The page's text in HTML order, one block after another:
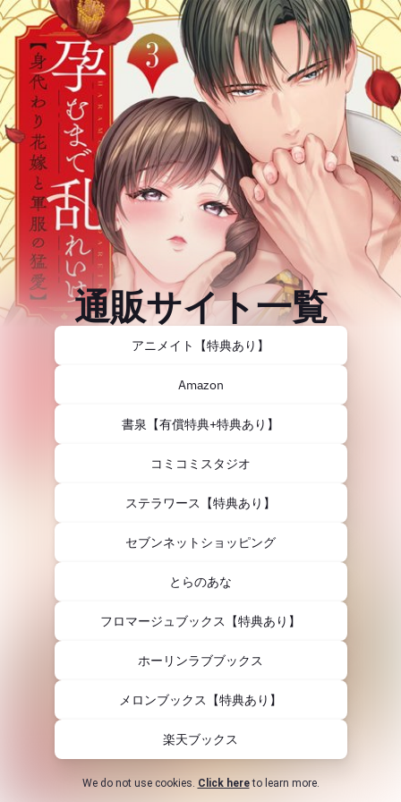
通販サイト一覧
アニメイト【特典あり】
Amazon
書泉【有償特典+特典あり】
コミコミスタジオ
ステラワース【特典あり】
セブンネットショッピング
とらのあな
フロマージュブックス【特典あり】
ホーリンラブブックス
メロンブックス【特典あり】
楽天ブックス
We do not use cookies. Click here to learn more.